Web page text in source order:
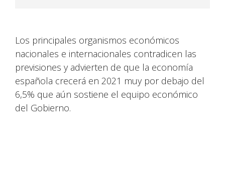
Los principales organismos económicos
nacionales e internacionales contradicen las
previsiones y advierten de que la economía
española crecerá en 2021 muy por debajo del
6,5% que aún sostiene el equipo económico
del Gobierno.